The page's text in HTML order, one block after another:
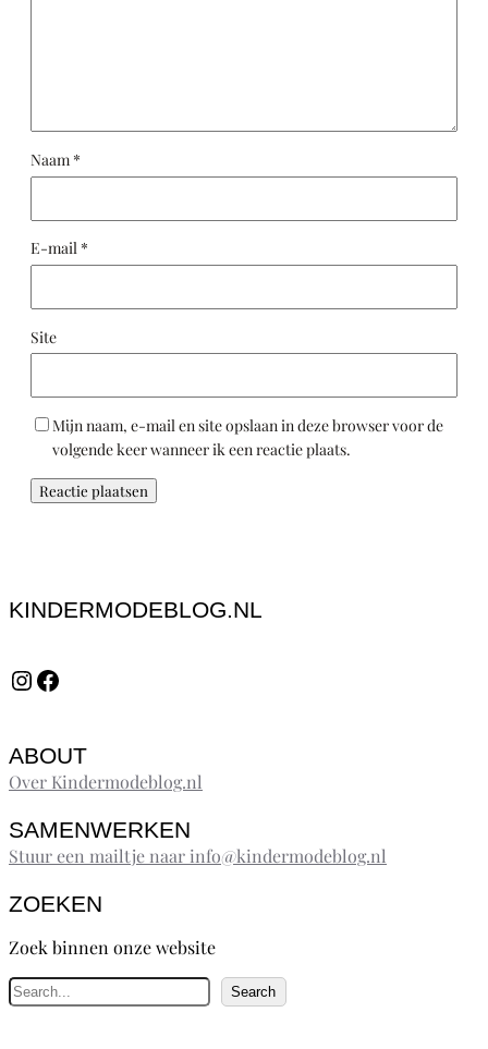
Naam *
E-mail *
Site
Mijn naam, e-mail en site opslaan in deze browser voor de
volgende keer wanneer ik een reactie plaats.
KINDERMODEBLOG.NL
InstagramFacebook
ABOUT
Over Kindermodeblog.nl
SAMENWERKEN
Stuur een mailtje naar info@kindermodeblog.nl
ZOEKEN
Zoek binnen onze website
Z
o
Search